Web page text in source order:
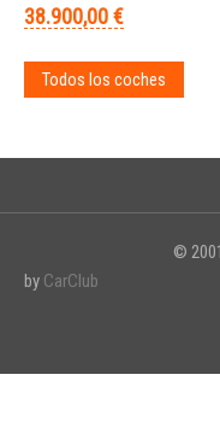
38.900,00 €
Todos los coches
©
by CarClub